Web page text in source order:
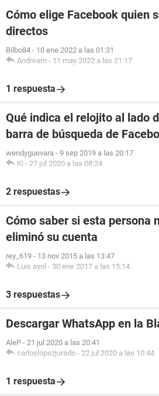
Cómo elige Facebook quien
directos
Bilbo84 - 10 ene 2022 a las 01:31
Andream - 11 may 2022 a las 21:17
1 respuesta
Qué indica el relojito al lado
barra de búsqueda de
wendyguevara - 9 sep 2019 a las 20:17
Ki - 27 jul 2020 a las 08:24
2 respuestas
Cómo saber si esta persona
eliminó su cuenta
rey_619 - 13 nov 2015 a las 13:47
Luis ayol - 30 ene 2017 a las 15:14
3 respuestas
Descargar WhatsApp en la
AleP - 21 jul 2020 a las 20:41
carloslopezjurado - 22 jul 2020 a las 10:44
1 respuesta